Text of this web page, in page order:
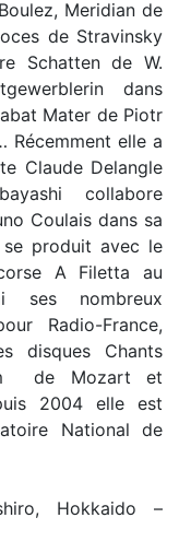
Meridian de
de Stravinsky
Schatten de W.
dans
Mater de Piotr
Récemment elle a
Claude Delangle
collabore
Coulais dans sa
produit avec le
A Filetta au
ses nombreux
Radio-France,
disques Chants
de Mozart et
2004 elle est
National de
Hokkaido –